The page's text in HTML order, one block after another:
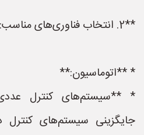
**2. انتخاب فناوری‌های مناسب:**
* **اتوماسیون:**